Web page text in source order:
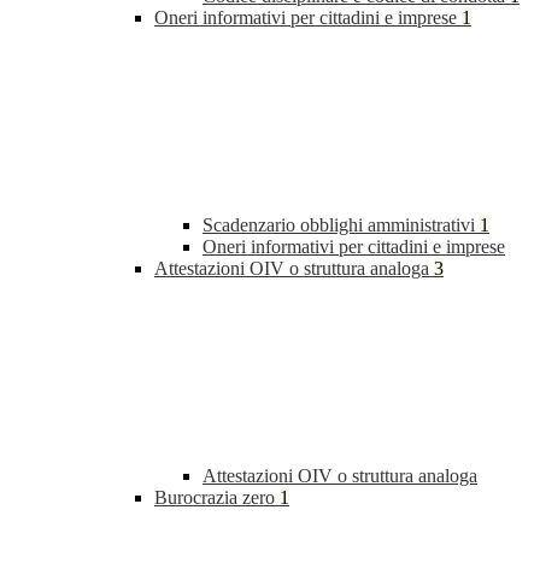
Oneri informativi per cittadini e imprese 1
Scadenzario obblighi amministrativi 1
Oneri informativi per cittadini e imprese
Attestazioni OIV o struttura analoga 3
Attestazioni OIV o struttura analoga
Burocrazia zero 1